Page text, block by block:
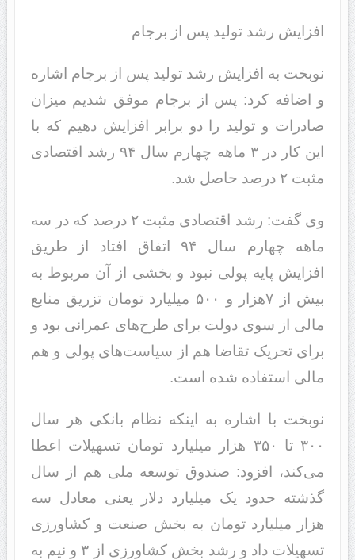
افزایش رشد تولید پس از برجام
نوبخت به افزایش رشد تولید پس از برجام اشاره
و اضافه کرد: پس از برجام موفق شدیم میزان
صادرات و تولید را دو برابر افزایش دهیم که با
این کار در ۳ ماهه چهارم سال ۹۴ رشد اقتصادی
مثبت ۲ درصد حاصل شد.
وی گفت: رشد اقتصادی مثبت ۲ درصد که در سه
ماهه چهارم سال ۹۴ اتفاق افتاد از طریق
افزایش پایه پولی نبود و بخشی از آن مربوط به
بیش از ۷هزار و ۵۰۰ میلیارد تومان تزریق منابع
مالی از سوی دولت برای طرح‌های عمرانی بود و
برای تحریک تقاضا هم از سیاست‌های پولی و هم
مالی استفاده شده است.
نوبخت با اشاره به اینکه نظام بانکی هر سال
۳۰۰ تا ۳۵۰ هزار میلیارد تومان تسهیلات اعطا
می‌کند، افزود: صندوق توسعه ملی هم از سال
گذشته حدود یک میلیارد دلار یعنی معادل سه
هزار میلیارد تومان به بخش صنعت و کشاورزی
تسهیلات داد و رشد بخش کشاورزی از ۳ و نیم به